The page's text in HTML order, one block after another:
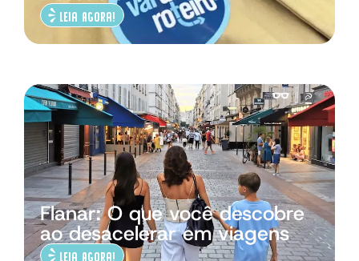
Leia Agora!
Flanar: O que você descobre
ao desacelerar em viagens
Leia Agora!